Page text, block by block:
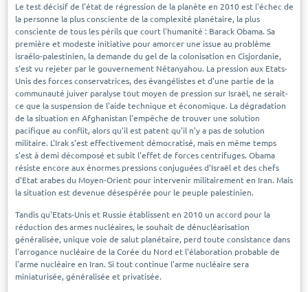
Le test décisif de l'état de régression de la planète en 2010 est l'échec de
la personne la plus consciente de la complexité planétaire, la plus
consciente de tous les périls que court l'humanité : Barack Obama. Sa
première et modeste initiative pour amorcer une issue au problème
israélo-palestinien, la demande du gel de la colonisation en Cisjordanie,
s'est vu rejeter par le gouvernement Nétanyahou. La pression aux Etats-
Unis des forces conservatrices, des évangélistes et d'une partie de la
communauté juiver paralyse tout moyen de pression sur Israël, ne serait-
ce que la suspension de l'aide technique et économique. La dégradation
de la situation en Afghanistan l'empêche de trouver une solution
pacifique au conflit, alors qu'il est patent qu'il n'y a pas de solution
militaire. L'Irak s'est effectivement démocratisé, mais en même temps
s'est à demi décomposé et subit l'effet de forces centrifuges. Obama
résiste encore aux énormes pressions conjuguées d'Israël et des chefs
d'Etat arabes du Moyen-Orient pour intervenir militairement en Iran. Mais
la situation est devenue désespérée pour le peuple palestinien.
Tandis qu'Etats-Unis et Russie établissent en 2010 un accord pour la
réduction des armes nucléaires, le souhait de dénucléarisation
généralisée, unique voie de salut planétaire, perd toute consistance dans
l'arrogance nucléaire de la Corée du Nord et l'élaboration probable de
l'arme nucléaire en Iran. Si tout continue l'arme nucléaire sera
miniaturisée, généralisée et privatisée.